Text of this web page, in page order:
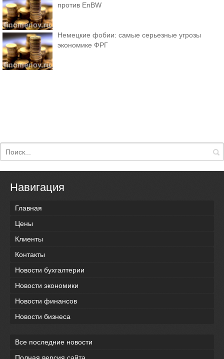
против EnBW
Немецкие фобии: самые серьезные угрозы
экономике ФРГ
Навигация
Главная
Цены
Клиенты
Контакты
Новости бухгалтерии
Новости экономики
Новости финансов
Новости бизнеса
Все последние новости